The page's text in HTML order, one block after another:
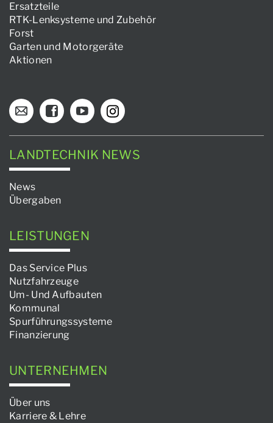
Ersatzteile
RTK-Lenksysteme und Zubehör
Forst
Garten und Motorgeräte
Aktionen
LANDTECHNIK NEWS
News
Übergaben
LEISTUNGEN
Das Service Plus
Nutzfahrzeuge
Um- Und Aufbauten
Kommunal
Spurführungssysteme
Finanzierung
UNTERNEHMEN
Über uns
Karriere & Lehre